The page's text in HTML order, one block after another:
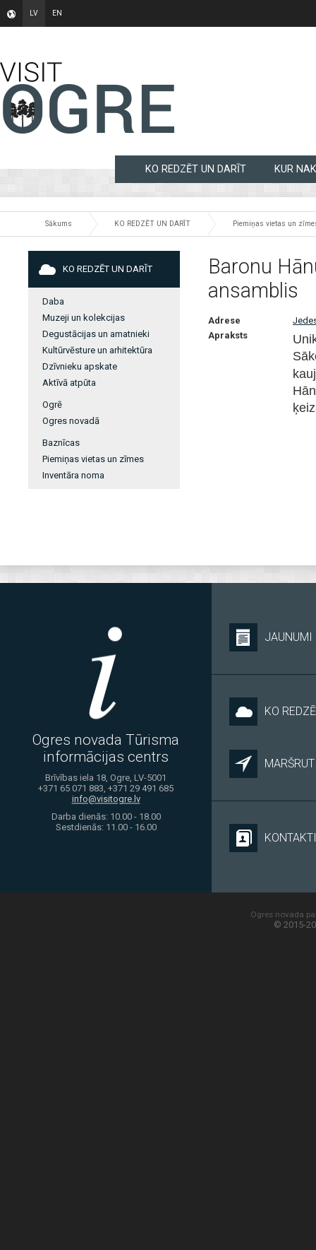
LV EN
KO REDZĒT UN DARĪT KUR
Sākums KO REDZĒT UN DARĪT Piemiņas vietas un
KO REDZĒT UN DARĪT
Daba
Muzeji un kolekcijas
Degustācijas un amatnieki
Kultūrvēsture un arhitektūra
Dzīvnieku apskate
Aktīvā atpūta
Ogrē
Ogres novadā
Baznīcas
Piemiņas vietas un zīmes
Inventāra noma
Baronu
ansamblis
Adrese
Apraksts
Ogres novada Tūrisma
informācijas centrs
Brīvības iela 18, Ogre, LV-5001
+371 65 071 883, +371 29 491 685
info@visitogre.lv
Darba dienās: 10.00 - 18.00
Sestdienās: 11.00 - 16.00
JAUNUMI
KO
KONTAKTI
Ogres novada
© 2015-